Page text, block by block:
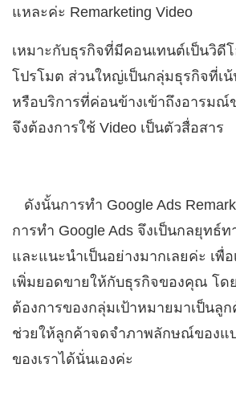
แหละค่ะ Remarketing Video
เหมาะกับธุรกิจที่มีคอนเทนต์เป็นวิดี
โปรโมต ส่วนใหญ่เป็นกลุ่มธุรกิจที่
หรือบริการที่ค่อนข้างเข้าถึงอารมณ์
จึงต้องการใช้ Video เป็นตัวสื่อสาร
ดังนั้นการทำ Google Ads
การทำ Google Ads จึงเป็นกลยุทธ์
และแนะนำเป็นอย่างมากเลยค่ะ เพื่
เพิ่มยอดขายให้กับธุรกิจของคุณ โด
ต้องการของกลุ่มเป้าหมายมาเป็นลูก
ช่วยให้ลูกค้าจดจำภาพลักษณ์ของแ
ของเราได้นั่นเองค่ะ